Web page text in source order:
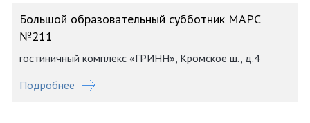
Большой образовательный субботник МАРС
№211
гостиничный комплекс «ГРИНН», Кромское ш., д.4
Подробнее